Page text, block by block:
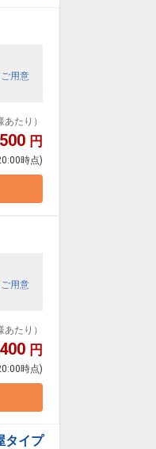
用意
たり）
円
時点)
用意
たり）
円
時点)
タイプ